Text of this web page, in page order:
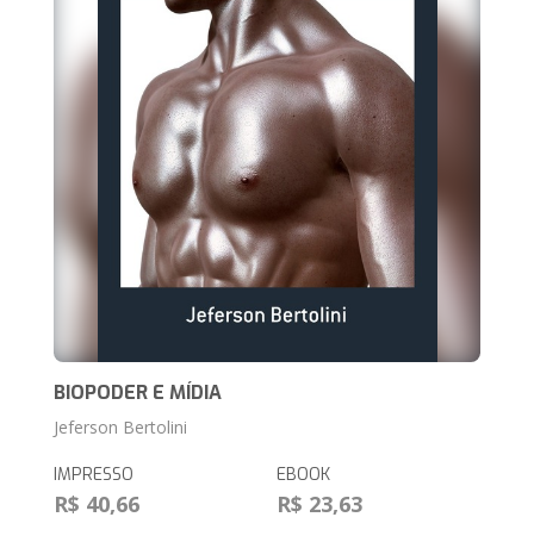
BIOPODER E MÍDIA
Jeferson Bertolini
IMPRESSO
R$ 40,66
EBOOK
R$ 23,63